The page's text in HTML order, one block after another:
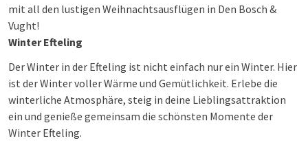
mit all den lustigen Weihnachtsausflügen in Den Bosch &
Vught!
Winter Efteling
Der Winter in der Efteling ist nicht einfach nur ein Winter. Hier
ist der Winter voller Wärme und Gemütlichkeit. Erlebe die
winterliche Atmosphäre, steig in deine Lieblingsattraktion
ein und genieße gemeinsam die schönsten Momente der
Winter Efteling.